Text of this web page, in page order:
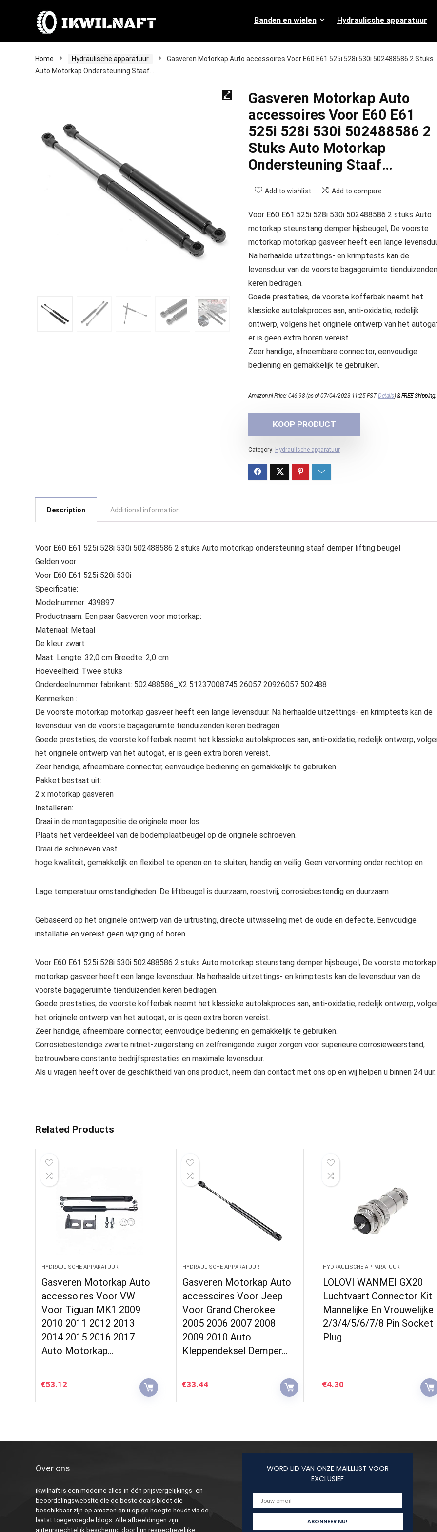
Banden en wielen Hydraulische apparatuur
Home Hydraulische apparatuur
Gasveren Motorkap Auto accessoires Voor E60 E61 525i 528i 530i 502488586 2 Stuks
Auto Motorkap Ondersteuning Staaf…
Gasveren Motorkap Auto
accessoires Voor E60 E61
525i 528i 530i 502488586 2
Stuks Auto Motorkap
Ondersteuning Staaf…
Add to wishlist Add to compare
Voor E60 E61 525i 528i 530i 502488586 2 stuks Auto
motorkap steunstang demper hijsbeugel, De voorste
motorkap motorkap gasveer heeft een lange
Na herhaalde uitzettings- en krimptests kan de
levensduur van de voorste bagageruimte tienduizenden
keren bedragen.
Goede prestaties, de voorste kofferbak neemt het
klassieke autolakproces aan, anti-oxidatie, redelijk
ontwerp, volgens het originele ontwerp van het
er is geen extra boren vereist.
Zeer handige, afneembare connector, eenvoudige
bediening en gemakkelijk te gebruiken.
Amazon.nl Price:€46.98(as of 07/04/2023 11:25 PST-Details)&FREE Shipping.
KOOP PRODUCT
Category: Hydraulische apparatuur
Description Additional information
Voor E60 E61 525i 528i 530i 502488586 2 stuks Auto motorkap ondersteuning staaf demper lifting beugel
Gelden voor:
Voor E60 E61 525i 528i 530i
Specificatie:
Modelnummer: 439897
Productnaam: Een paar Gasveren voor motorkap:
Materiaal: Metaal
De kleur zwart
Maat: Lengte: 32,0 cm Breedte: 2,0 cm
Hoeveelheid: Twee stuks
Onderdeelnummer fabrikant: 502488586_X2 51237008745 26057 20926057 502488
Kenmerken :
De voorste motorkap motorkap gasveer heeft een lange levensduur. Na herhaalde uitzettings- en krimptests kan de
levensduur van de voorste bagageruimte tienduizenden keren bedragen.
Goede prestaties, de voorste kofferbak neemt het klassieke autolakproces aan, anti-oxidatie, redelijk ontwerp,
het originele ontwerp van het autogat, er is geen extra boren vereist.
Zeer handige, afneembare connector, eenvoudige bediening en gemakkelijk te gebruiken.
Pakket bestaat uit:
2 x motorkap gasveren
Installeren:
Draai in de montagepositie de originele moer los.
Plaats het verdeeldeel van de bodemplaatbeugel op de originele schroeven.
Draai de schroeven vast.
hoge kwaliteit, gemakkelijk en flexibel te openen en te sluiten, handig en veilig. Geen vervorming onder rechtop en
Lage temperatuur omstandigheden. De liftbeugel is duurzaam, roestvrij, corrosiebestendig en duurzaam
Gebaseerd op het originele ontwerp van de uitrusting, directe uitwisseling met de oude en defecte. Eenvoudige
installatie en vereist geen wijziging of boren.
Voor E60 E61 525i 528i 530i 502488586 2 stuks Auto motorkap steunstang demper hijsbeugel, De voorste motorkap
motorkap gasveer heeft een lange levensduur. Na herhaalde uitzettings- en krimptests kan de levensduur van de
voorste bagageruimte tienduizenden keren bedragen.
Goede prestaties, de voorste kofferbak neemt het klassieke autolakproces aan, anti-oxidatie, redelijk ontwerp,
het originele ontwerp van het autogat, er is geen extra boren vereist.
Zeer handige, afneembare connector, eenvoudige bediening en gemakkelijk te gebruiken.
Corrosiebestendige zwarte nitriet-zuigerstang en zelfreinigende zuiger zorgen voor superieure corrosieweerstand,
betrouwbare constante bedrijfsprestaties en maximale levensduur.
Als u vragen heeft over de geschiktheid van ons product, neem dan contact met ons op en wij helpen u binnen 24 uur.
Related Products
HYDRAULISCHE APPARATUUR
Gasveren Motorkap Auto
accessoires Voor VW
Voor Tiguan MK1 2009
2010 2011 2012 2013
2014 2015 2016 2017
Auto Motorkap…
€53.12
HYDRAULISCHE APPARATUUR
Gasveren Motorkap Auto
accessoires Voor Jeep
Voor Grand Cherokee
2005 2006 2007 2008
2009 2010 Auto
Kleppendeksel Demper…
€33.44
HYDRAULISCHE APPARATUUR
LOLOVI WANMEI GX20
Luchtvaart Connector Kit
Mannelijke En Vrouwelijke
2/3/4/5/6/7/8 Pin Socket
Plug
€4.30
Over ons
Ikwilnaft is een moderne alles-in-één prijsvergelijkings- en
beoordelingswebsite die de beste deals biedt die
beschikbaar zijn op amazon en u op de hoogte houdt via de
laatst toegevoegde blogs. Alle afbeeldingen zijn
auteursrechtelijk beschermd door hun respectievelijke
WORD LID VAN ONZE MAILLIJST VOOR
EXCLUSIEF